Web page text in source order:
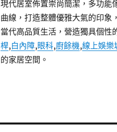
現代居室佈置崇尚簡潔，多功能
曲線，打造整體優雅大氣的印象
當代高品質生活，營造獨具個性
桿,白內障,眼科,廚餘機,線上娛樂
的家居空間。